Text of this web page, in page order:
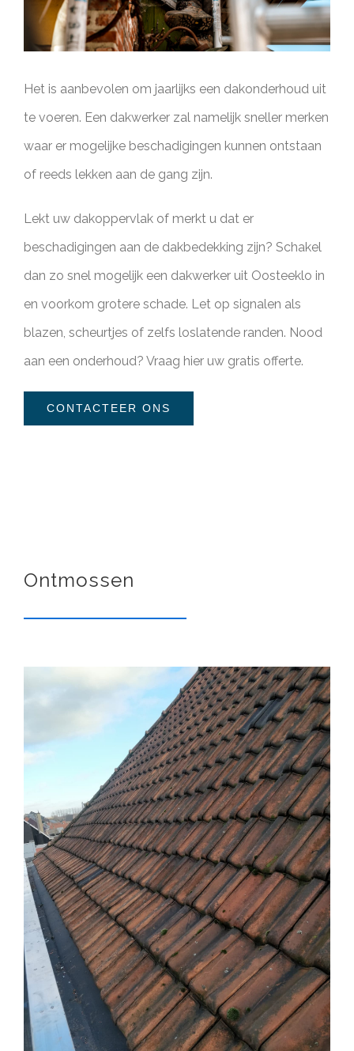
Het is aanbevolen om jaarlijks een dakonderhoud uit
te voeren. Een dakwerker zal namelijk sneller merken
waar er mogelijke beschadigingen kunnen ontstaan
of reeds lekken aan de gang zijn.
Lekt uw dakoppervlak of merkt u dat er
beschadigingen aan de dakbedekking zijn? Schakel
dan zo snel mogelijk een dakwerker uit Oosteeklo in
en voorkom grotere schade. Let op signalen als
blazen, scheurtjes of zelfs loslatende randen. Nood
aan een onderhoud? Vraag hier uw gratis offerte.
CONTACTEER ONS
Ontmossen